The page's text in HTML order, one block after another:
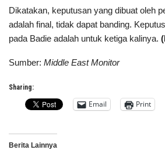
Dikatakan, keputusan yang dibuat oleh
adalah final, tidak dapat banding.
pada Badie adalah untuk ketiga kalinya.
Sumber: Middle East Monitor
Sharing:
Email Print
Berita Lainnya